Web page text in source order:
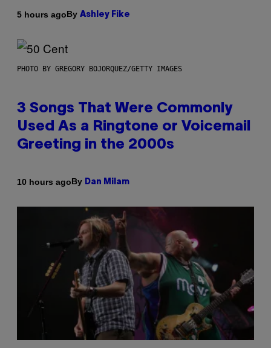
5 hours agoBy Ashley Fike
PHOTO BY GREGORY BOJORQUEZ/GETTY IMAGES
3 Songs That Were Commonly
Used As a Ringtone or Voicemail
Greeting in the 2000s
10 hours agoBy Dan Milam